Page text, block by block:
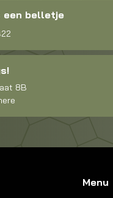
een belletje
8B
Menu